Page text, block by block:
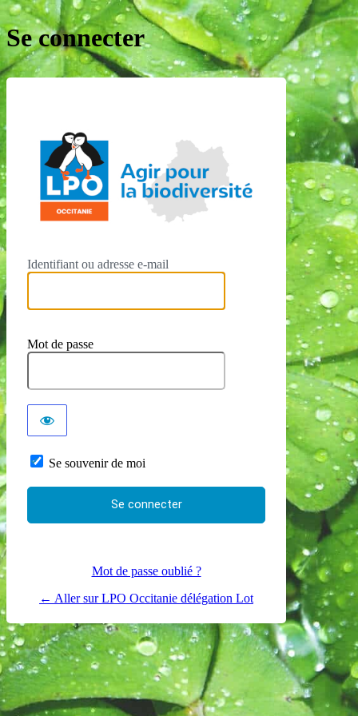
Se connecter
LPO
Identifiant ou adresse e-mail
Mot de passe
Se souvenir de moi
Mot de passe oublié ?
← Aller sur LPO Occitanie délégation Lot